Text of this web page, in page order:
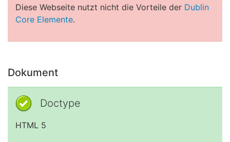
Diese Webseite nutzt nicht die Vorteile der Dublin
Core Elemente.
Dokument
Doctype
HTML 5